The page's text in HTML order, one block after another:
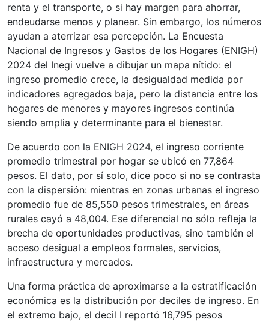
renta y el transporte, o si hay margen para ahorrar,
endeudarse menos y planear. Sin embargo, los números
ayudan a aterrizar esa percepción. La Encuesta
Nacional de Ingresos y Gastos de los Hogares (ENIGH)
2024 del Inegi vuelve a dibujar un mapa nítido: el
ingreso promedio crece, la desigualdad medida por
indicadores agregados baja, pero la distancia entre los
hogares de menores y mayores ingresos continúa
siendo amplia y determinante para el bienestar.
De acuerdo con la ENIGH 2024, el ingreso corriente
promedio trimestral por hogar se ubicó en 77,864
pesos. El dato, por sí solo, dice poco si no se contrasta
con la dispersión: mientras en zonas urbanas el ingreso
promedio fue de 85,550 pesos trimestrales, en áreas
rurales cayó a 48,004. Ese diferencial no sólo refleja la
brecha de oportunidades productivas, sino también el
acceso desigual a empleos formales, servicios,
infraestructura y mercados.
Una forma práctica de aproximarse a la estratificación
económica es la distribución por deciles de ingreso. En
el extremo bajo, el decil I reportó 16,795 pesos